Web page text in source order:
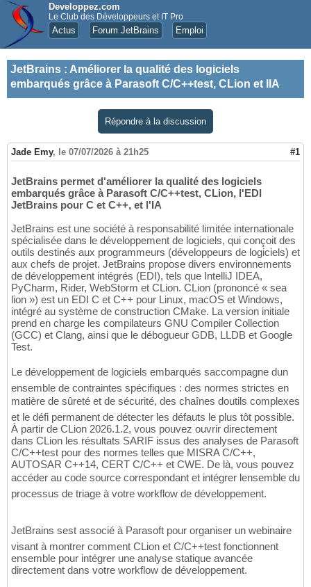
Developpez.com
Le Club des Développeurs et IT Pro
Actus Forum JetBrains Emploi
JetBrains : Améliorer la qualité des logiciels
embarqués grâce à Parasoft C/C++test, CLion et lIA
Répondre à la discussion
Jade Emy, le 07/07/2026 à 21h25 #1
JetBrains permet d'améliorer la qualité des logiciels
embarqués grâce à Parasoft C/C++test, CLion, l'EDI
JetBrains pour C et C++, et l'IA
JetBrains est une société à responsabilité limitée internationale
spécialisée dans le développement de logiciels, qui conçoit des
outils destinés aux programmeurs (développeurs de logiciels) et
aux chefs de projet. JetBrains propose divers environnements
de développement intégrés (EDI), tels que IntelliJ IDEA,
PyCharm, Rider, WebStorm et CLion. CLion (prononcé « sea
lion ») est un EDI C et C++ pour Linux, macOS et Windows,
intégré au système de construction CMake. La version initiale
prend en charge les compilateurs GNU Compiler Collection
(GCC) et Clang, ainsi que le débogueur GDB, LLDB et Google
Test.
Le développement de logiciels embarqués saccompagne dun
ensemble de contraintes spécifiques : des normes strictes en
matière de sûreté et de sécurité, des chaînes doutils complexes
et le défi permanent de détecter les défauts le plus tôt possible.
À partir de CLion 2026.1.2, vous pouvez ouvrir directement
dans CLion les résultats SARIF issus des analyses de Parasoft
C/C++test pour des normes telles que MISRA C/C++,
AUTOSAR C++14, CERT C/C++ et CWE. De là, vous pouvez
accéder au code source correspondant et intégrer lensemble du
processus de triage à votre workflow de développement.
JetBrains sest associé à Parasoft pour organiser un webinaire
visant à montrer comment CLion et C/C++test fonctionnent
ensemble pour intégrer une analyse statique avancée
directement dans votre workflow de développement.